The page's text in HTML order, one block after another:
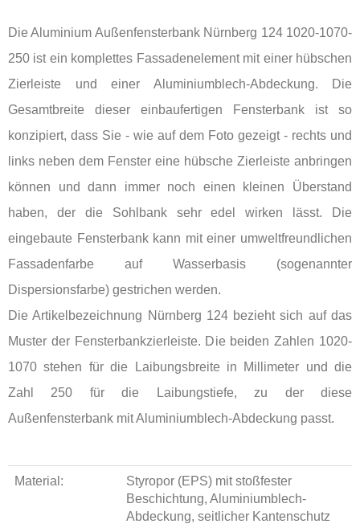
Die Aluminium Außenfensterbank Nürnberg 124 1020-1070-
250 ist ein komplettes Fassadenelement mit einer hübschen
Zierleiste und einer Aluminiumblech-Abdeckung. Die
Gesamtbreite dieser einbaufertigen Fensterbank ist so
konzipiert, dass Sie - wie auf dem Foto gezeigt - rechts und
links neben dem Fenster eine hübsche Zierleiste anbringen
können und dann immer noch einen kleinen Überstand
haben, der die Sohlbank sehr edel wirken lässt. Die
eingebaute Fensterbank kann mit einer umweltfreundlichen
Fassadenfarbe auf Wasserbasis (sogenannter
Dispersionsfarbe) gestrichen werden.
Die Artikelbezeichnung Nürnberg 124 bezieht sich auf das
Muster der Fensterbankzierleiste. Die beiden Zahlen 1020-
1070 stehen für die Laibungsbreite in Millimeter und die
Zahl 250 für die Laibungstiefe, zu der diese
Außenfensterbank mit Aluminiumblech-Abdeckung passt.
Material:
Styropor (EPS) mit stoßfester
Beschichtung, Aluminiumblech-
Abdeckung, seitlicher Kantenschutz